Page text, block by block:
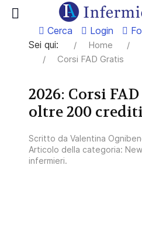
Cerca Login
Sei qui:
Home
Corsi FAD Gratis
2026: Corsi
oltre 200
Scritto da Valentina
Articolo della categoria:
infermieri.